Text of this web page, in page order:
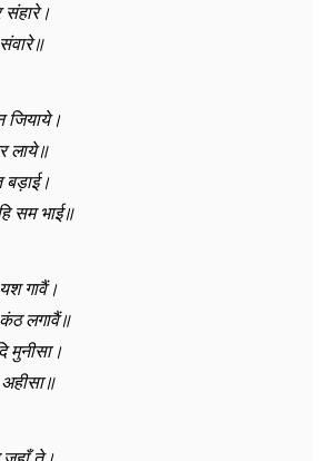
संहारे।
जियाये।
लाये॥
बड़ाई।
सम भाई॥
गावैं।
लगावैं॥
मुनीसा।
अहीसा॥